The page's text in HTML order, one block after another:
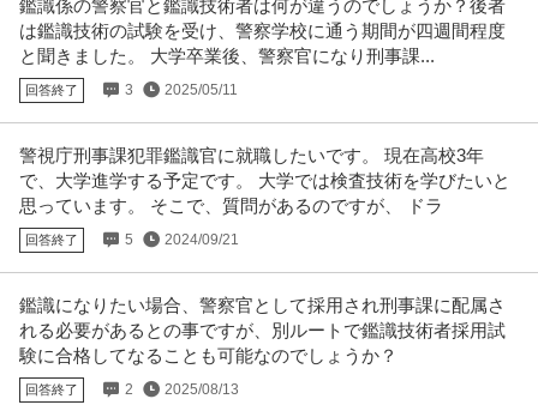
採用 ／ 「新橋」人事／HR領域 ～代表直下で裁量大／土日祝休み
クラウドコンサルティング株式会社
新着 正社員
【職種】人事＞採用 【業種】コンサルティング＞コンサルティング ※会員属
性などに応じ、当該求人をビ…続きを見る
提供：ビズリーチ
ライム上場東北電力グループの総合設備エンジニアリング企業／
土日祝休・年休127日／地域密着で活躍可能！／有資格者募集
新着 正社員 ミドル活躍中 土日休み 年間休日100日以上
年収800万円〜1,100万円
【職種】施工管理＞空調設備施工管理 【業種】建設＞建設・建築・土木 ※会
員属性などに応じ、当該求人…続きを見る
鑑識係の警察官と鑑識技術者は何が違うのでしょうか？後者
は鑑識技術の試験を受け、警察学校に通う期間が四週間程度
と聞きました。 大学卒業後、警察官になり刑事課...
回答終了 3 2025/05/11
警視庁刑事課犯罪鑑識官に就職したいです。 現在高校3年
で、大学進学する予定です。 大学では検査技術を学びたいと
思っています。 そこで、質問があるのですが、 ドラ
回答終了 5 2024/09/21
鑑識になりたい場合、警察官として採用され刑事課に配属さ
れる必要があるとの事ですが、別ルートで鑑識技術者採用試
験に合格してなることも可能なのでしょうか？
回答終了 2 2025/08/13